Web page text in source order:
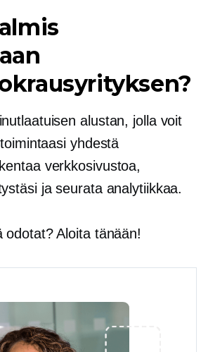
alustan, jolla voit
yhdestä
verkkosivustoa,
ja seurata analytiikkaa.
odotat? Aloita tänään!